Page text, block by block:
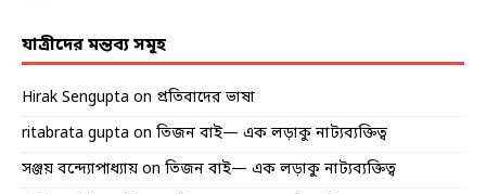
যাত্রীদের মন্তব্য সমূহ
Hirak Sengupta on প্রতিবাদের ভাষা
ritabrata gupta on তিজন বাই— এক লড়াকু নাট্যব্যক্তিত্ব
সঞ্জয় বন্দ্যোপাধ্যায় on তিজন বাই— এক লড়াকু নাট্যব্যক্তিত্ব